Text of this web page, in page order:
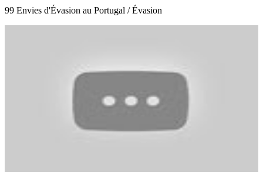
99 Envies d'Évasion au Portugal / Évasion